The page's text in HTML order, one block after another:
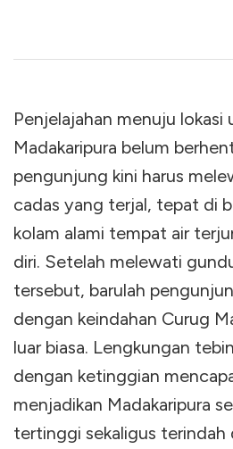
Penjelajahan menuju lokasi
Madakaripura belum
pengunjung kini harus
cadas yang terjal, tepat di
kolam alami tempat air
diri. Setelah melewati
tersebut, barulah
dengan keindahan Curug
luar biasa. Lengkungan
dengan ketinggian
menjadikan Madakaripura
tertinggi sekaligus terindah